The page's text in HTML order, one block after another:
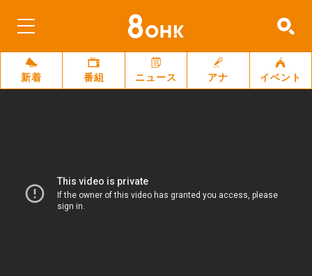
新着 番組 ニュース アナ イベント